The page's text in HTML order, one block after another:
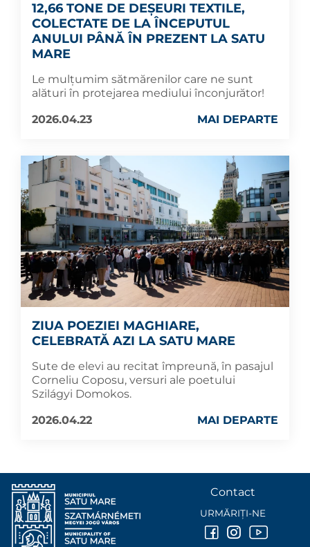
12,66 TONE DE DEȘEURI TEXTILE,
COLECTATE DE LA ÎNCEPUTUL
ANULUI PÂNĂ ÎN PREZENT LA SATU
MARE
Le mulțumim sătmărenilor care ne sunt
alături în protejarea mediului înconjurător!
2026.04.23
MAI DEPARTE
ZIUA POEZIEI MAGHIARE,
CELEBRATĂ AZI LA SATU MARE
Sute de elevi au recitat împreună, în pasajul
Corneliu Coposu, versuri ale poetului
Szilágyi Domokos.
2026.04.22
MAI DEPARTE
Contact
URMĂRIȚI-NE